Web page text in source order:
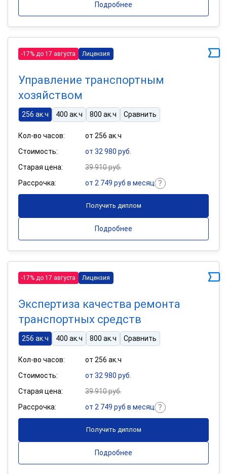
Подробнее
-17% до 17 августа Лицензия
Управление транспортным
хозяйством
256 ак.ч 400 ак.ч 800 ак.ч Сравнить
Кол-во часов:
от 256 ак.ч
Стоимость:
от 32 980 руб.
Старая цена:
39 910 руб.
Рассрочка:
от 2 749 руб в месяц
Получить диплом
Подробнее
-17% до 17 августа Лицензия
Экспертиза качества ремонта
транспортных средств
256 ак.ч 400 ак.ч 800 ак.ч Сравнить
Кол-во часов:
от 256 ак.ч
Стоимость:
от 32 980 руб.
Старая цена:
39 910 руб.
Рассрочка:
от 2 749 руб в месяц
Получить диплом
Подробнее